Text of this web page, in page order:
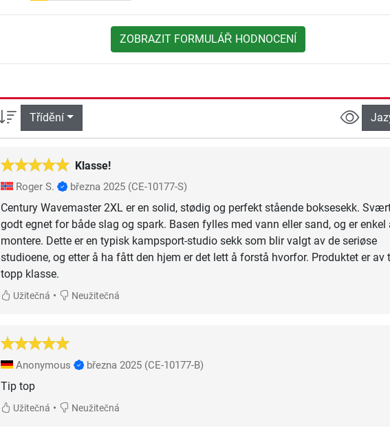
ZOBRAZIT FORMULÁŘ HODNOCENÍ
Třídění
Klasse!
Roger S. března 2025 (CE-10177-S)
Century Wavemaster 2XL er en solid, stødig og perfekt stående boksesekk.
godt egnet for både slag og spark. Basen fylles med vann eller sand, og er enkel
montere. Dette er en typisk kampsport-studio sekk som blir valgt av de seriøse
studioene, og etter å ha fått den hjem er det lett å forstå hvorfor. Produktet er av
topp klasse.
Užitečná • Neužitečná
Anonymous března 2025 (CE-10177-B)
Tip top
Užitečná • Neužitečná